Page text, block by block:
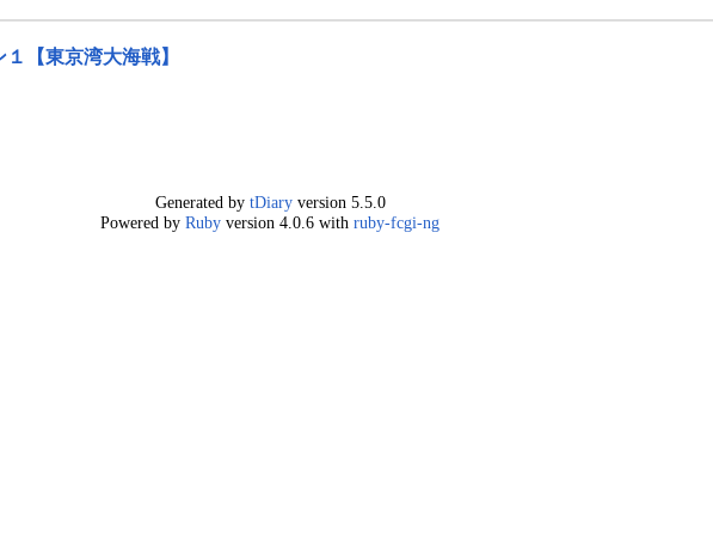
【東京湾大海戦】
Generated by tDiaryversion 5.5.0
Powered by Ruby version 4.0.6 with ruby-fcgi-ng